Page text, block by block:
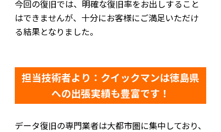
今回の復旧では、明確な復旧率をお出しすること
はできませんが、十分にお客様にご満足いただけ
る結果となりました。
担当技術者より：クイックマンは徳島県
への出張実績も豊富です！
データ復旧の専門業者は大都市圏に集中しており、